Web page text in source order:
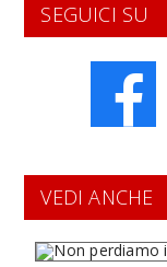
SEGUICI SU
VEDI ANCHE